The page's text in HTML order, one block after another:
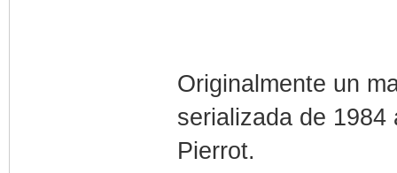
Originalmente un
serializada de 1984
Pierrot.